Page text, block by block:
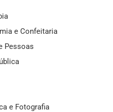
e Confeitaria
Pessoas
e Fotografia